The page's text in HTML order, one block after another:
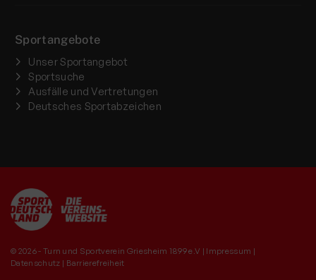
Sportangebote
Unser Sportangebot
Sportsuche
Ausfälle und Vertretungen
Deutsches Sportabzeichen
© 2026 - Turn und Sportverein Griesheim 1899 e.V | Impressum |
Datenschutz | Barrierefreiheit